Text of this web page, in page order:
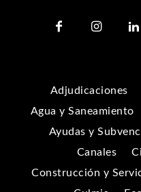
Adjudicaciones
Agua y Saneamiento
Ayudas y
Canales
Construcción y